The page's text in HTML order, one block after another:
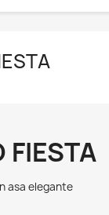
FIESTA
asa elegante